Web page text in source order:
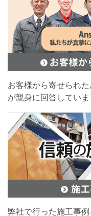
お客様から寄せられ
が親身に回答していま
弊社で行った施工事